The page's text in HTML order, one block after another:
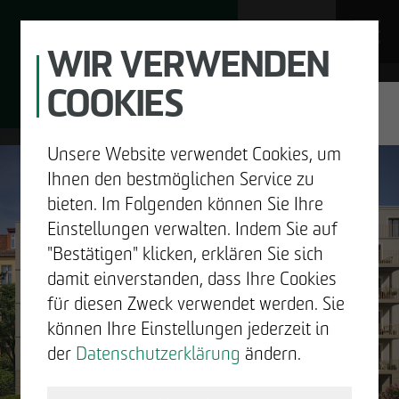
UNTERNEHMEN
ENTWICKELN
BAUEN
DE
GUTE
NACHRICHTEN.
WIR VERWENDEN
COOKIES
Unsere Website verwendet Cookies, um
Ihnen den bestmöglichen Service zu
bieten. Im Folgenden können Sie Ihre
Einstellungen verwalten. Indem Sie auf
"Bestätigen" klicken, erklären Sie sich
damit einverstanden, dass Ihre Cookies
für diesen Zweck verwendet werden. Sie
können Ihre Einstellungen jederzeit in
der Datenschutzerklärung ändern.